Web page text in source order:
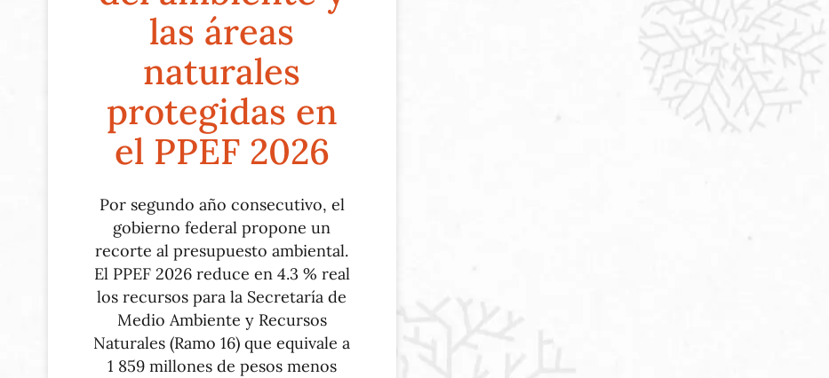
las áreas
naturales
protegidas en
el PPEF 2026
Por segundo año consecutivo, el
gobierno federal propone un
recorte al presupuesto ambiental.
El PPEF 2026 reduce en 4.3 % real
los recursos para la Secretaría de
Medio Ambiente y Recursos
Naturales (Ramo 16) que equivale a
1 859 millones de pesos menos